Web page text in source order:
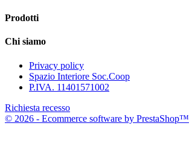
Prodotti
Chi siamo
Privacy policy
Spazio Interiore Soc.Coop
P.IVA. 11401571002
Richiesta recesso
© 2026 - Ecommerce software by PrestaShop™